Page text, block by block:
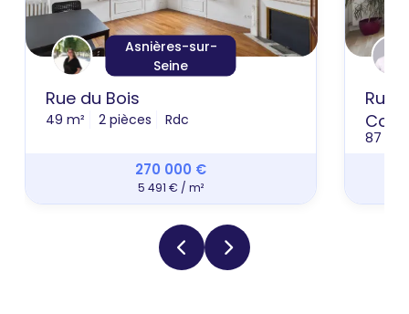
Asnières-sur-
Seine
Rue du Bois
49 m² 2 pièces Rdc
270 000 €
5 491 € / m²
Rue
87 m²